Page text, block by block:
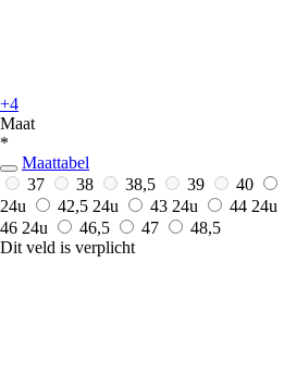
+4
Maat
*
Maattabel
37
38 38,5 39 40
24u
42,5 24u 43 24u 44 24u
46 24u 46,5 47
48,5
Dit veld is verplicht